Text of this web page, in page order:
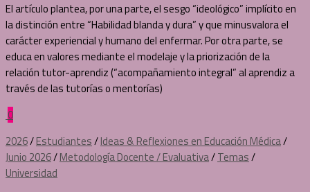
El artículo plantea, por una parte, el sesgo “ideológico” implícito en
la distinción entre “Habilidad blanda y dura” y que minusvalora el
carácter experiencial y humano del enfermar. Por otra parte, se
educa en valores mediante el modelaje y la priorización de la
relación tutor-aprendiz (“acompañamiento integral” al aprendiz a
través de las tutorías o mentorías)
0
2026/Estudiantes/Ideas & Reflexiones en Educación Médica/
Junio 2026/Metodología Docente / Evaluativa/Temas/
Universidad